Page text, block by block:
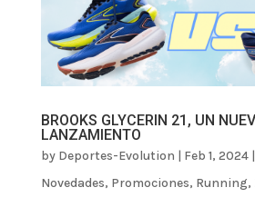
BROOKS GLYCERIN 21, UN
LANZAMIENTO
by Deportes-Evolution | Feb 1, 2024|
Novedades, Promociones, Running,